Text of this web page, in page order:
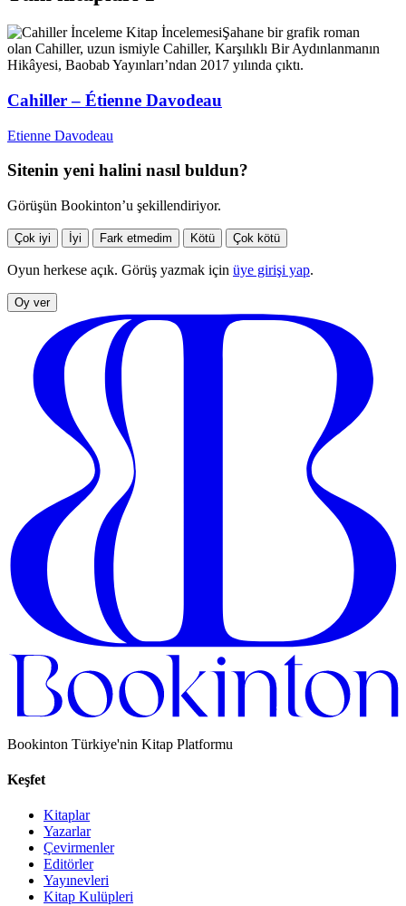
İnceleme Kitap İncelemesiŞahane bir grafik roman
olan Cahiller, uzun ismiyle Cahiller, Karşılıklı Bir Aydınlanmanın
Hikâyesi, Baobab Yayınları’ndan 2017 yılında çıktı.
Cahiller – Étienne Davodeau
Etienne Davodeau
Sitenin yeni halini nasıl buldun?
Görüşün Bookinton’u şekillendiriyor.
Çok iyi İyi Fark etmedim Kötü Çok kötü
Oyun herkese açık. Görüş yazmak için üye girişi yap.
Oy ver
Bookinton Türkiye'nin Kitap Platformu
Keşfet
Kitaplar
Yazarlar
Çevirmenler
Editörler
Yayınevleri
Kitap Kulüpleri